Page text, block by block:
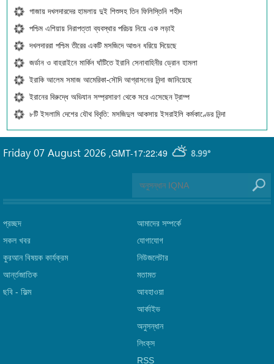
গাজায় দখলদারদের হামলায় দুই শিশুসহ তিন ফিলিস্তিনি শহীদ
পশ্চিম এশিয়ায় নিরাপত্তা ব্যবস্থার পরিচয় নিয়ে এক লড়াই
দখলদাররা পশ্চিম তীরের একটি মসজিদে আগুন ধরিয়ে দিয়েছে
জর্ডান ও বাহরাইনে মার্কিন ঘাঁটিতে ইরানি সেনাবাহিনীর ড্রোন হামলা
ইরাকি আলেম সমাজ আমেরিকা-সৌদি আগ্রাসনের নিন্দা জানিয়েছে
ইরানের বিরুদ্ধে অভিযান সম্প্রসারণ থেকে সরে এসেছেন ট্রাম্প
৮টি ইসলামি দেশের যৌথ বিবৃতি: মসজিদুল আকসায় ইসরাইলি কর্মকাণ্ডের নিন্দা
GMT-17:22:49 8.99°
Friday 07 August 2026 ,
প্রচ্ছদ
সকল খবর
কুরআন বিষয়ক কার্যক্রম
আর্ন্তজাতিক
ছবি‎ - ফিল্ম
আমাদের সম্পর্কে
যোগাযোগ
নিউজলেটার
মতামত
আবহাওয়া
আর্কাইভ
অনুসন্ধান
লিংক্‌স
RSS